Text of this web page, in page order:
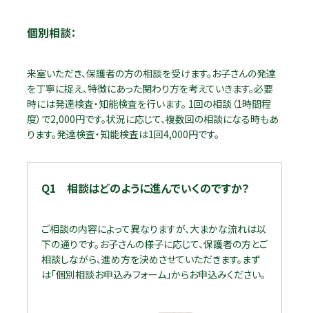
個別相談：
来室いただき、保護者の方の相談を受けます。お子さんの発達
を丁寧に捉え、特徴にあった関わり方を考えていきます。必要
時には発達検査・知能検査を行います。 1回の相談（1時間程
度）で2,000円です。状況に応じて、複数回の相談になる時もあ
ります。発達検査・知能検査は1回4,000円です。
Q1 相談はどのように進んでいくのですか？
ご相談の内容によって異なりますが、大まかな流れは以
下の通りです。お子さんの様子に応じて、保護者の方とご
相談しながら、進め方を決めさせていただきます。まず
は「個別相談お申込みフォーム」からお申込みください。